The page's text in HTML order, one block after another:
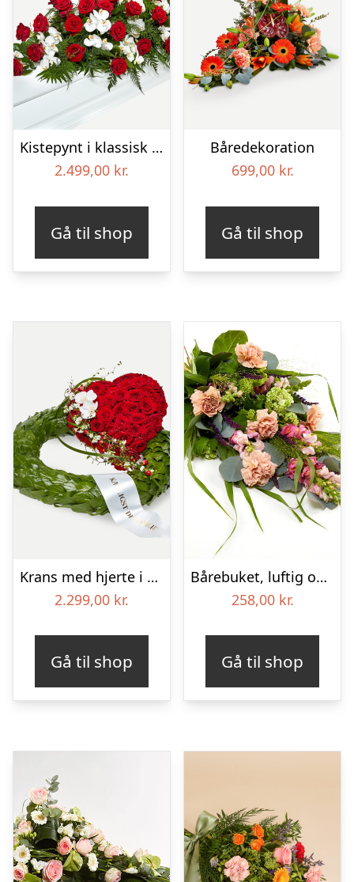
Kistepynt i klassisk stil – rød og hvid
2.499,00 kr.
Gå til shop
Båredekoration
699,00 kr.
Gå til shop
Krans med hjerte i klassisk stil med bånd
2.299,00 kr.
Gå til shop
Bårebuket, luftig og farverig – Blomster til begravelse
258,00 kr.
Gå til shop